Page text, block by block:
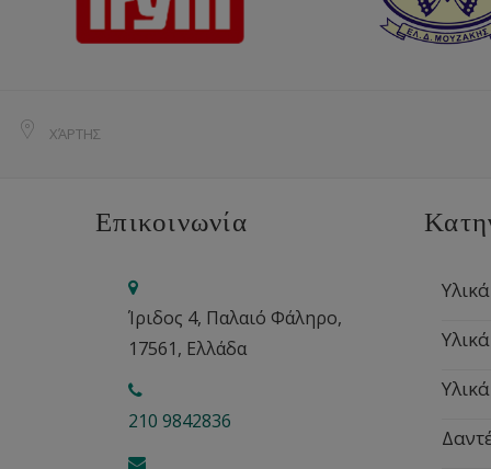
ΧΆΡΤΗΣ
Επικοινωνία
Ίριδος 4, Παλαιό Φάληρο,
17561, Ελλάδα
210 9842836